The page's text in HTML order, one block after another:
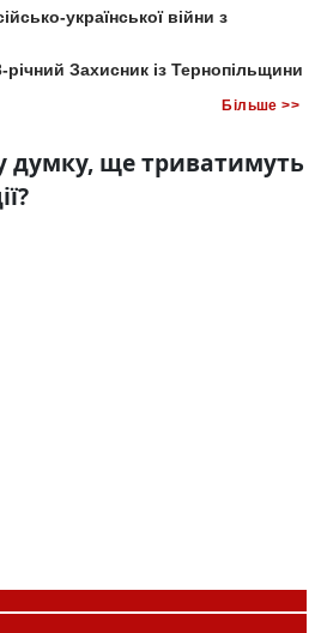
української війни з
річний Захисник із Тернопільщини
Більше >>
думку, ще триватимуть